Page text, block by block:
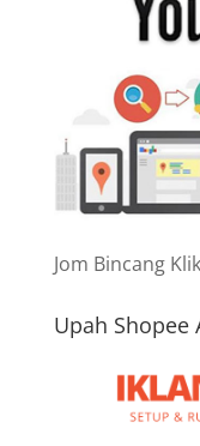
Jom Bincang
Upah Shopee